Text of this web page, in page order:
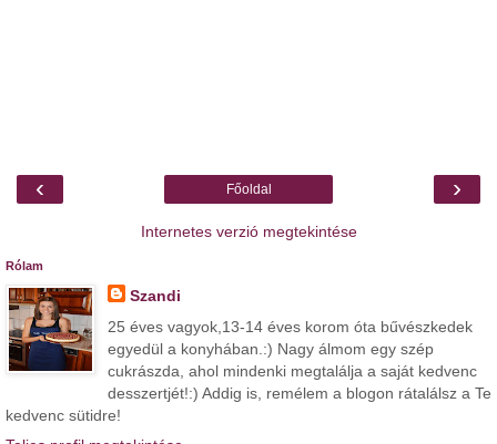
‹ ›
Főoldal
Internetes verzió megtekintése
Rólam
Szandi
25 éves vagyok,13-14 éves korom óta bűvészkedek
egyedül a konyhában.:) Nagy álmom egy szép
cukrászda, ahol mindenki megtalálja a saját kedvenc
desszertjét!:) Addig is, remélem a blogon rátalálsz a Te
kedvenc sütidre!